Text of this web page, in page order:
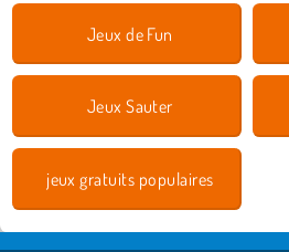
Jeux de Fun
Jeux Sauter
jeux gratuits populaires